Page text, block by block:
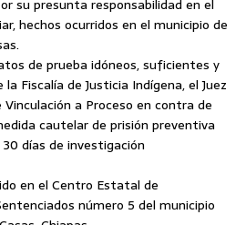
su presunta responsabilidad en el
hechos ocurridos en el municipio de
de prueba idóneos, suficientes y
Fiscalía de Justicia Indígena, el Juez
a Proceso en contra de
cautelar de prisión preventiva
días de investigación
en el Centro Estatal de
número 5 del municipio